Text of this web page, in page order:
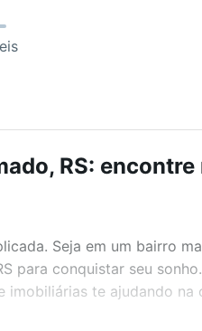
RS: encontre
Seja em um bairro
para conquistar seu
te ajudando